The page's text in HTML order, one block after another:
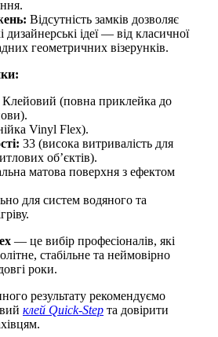
Відсутність замків дозволяє
дизайнерські ідеї — від класичної
геометричних візерунків.
Клейовий (повна приклейка до
Vinyl Flex).
33 (висока витривалість для
об’єктів).
матова поверхня з ефектом
для систем водяного та
— це вибір професіоналів, які
стабільне та неймовірно
роки.
результату рекомендуємо
клей Quick-Step та довірити